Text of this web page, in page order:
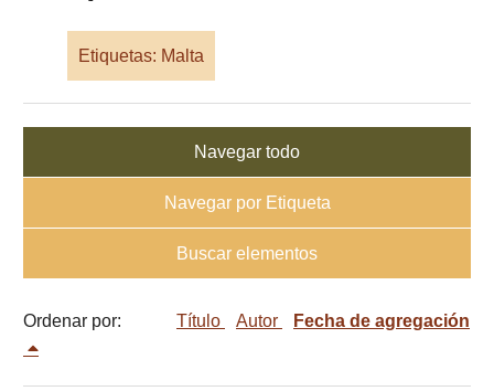
Etiquetas: Malta
Navegar todo
Navegar por Etiqueta
Buscar elementos
Ordenar por: Título Autor Fecha de agregación